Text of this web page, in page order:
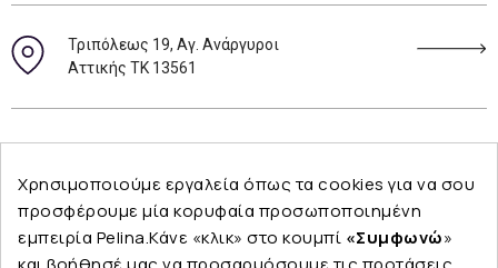
Τριπόλεως 19, Αγ. Ανάργυροι
Αττικής ΤΚ 13561
Χρησιμοποιούμε εργαλεία όπως τα cookies για να σου
προσφέρουμε μία κορυφαία προσωποποιημένη
εμπειρία Pelina.Κάνε «κλικ» στο κουμπί «Συμφωνώ»